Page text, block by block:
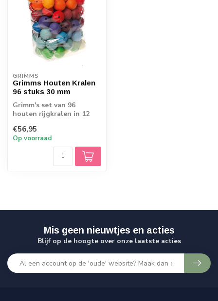
GRIMMS
Grimms Houten Kralen
96 stuks 30 mm
Grimm's set van 96
houten rijgkralen in 12
regenboog. Leer spelen...
€56,95
Op voorraad
Mis geen nieuwtjes en acties
Blijf op de hoogte over onze laatste acties